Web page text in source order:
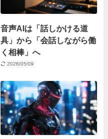
音声AIは「話しかける道
具」から「会話しながら働
く相棒」へ
2026/05/09